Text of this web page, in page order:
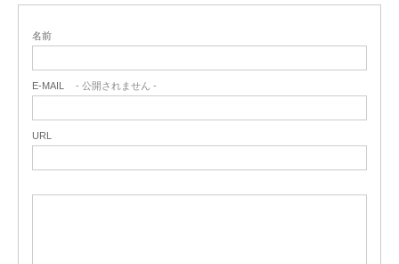
名前
E-MAIL - 公開されません -
URL